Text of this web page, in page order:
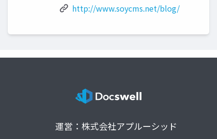
http://www.soycms.net/blog/
運営：株式会社アプルーシッド